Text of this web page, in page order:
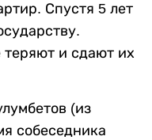
Спустя 5 лет
и сдают их
(из
собеседника